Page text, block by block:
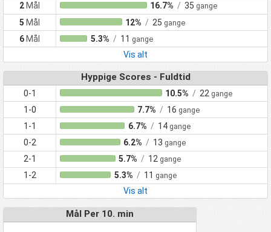
2 Mål 16.7% / 35 gange
5 Mål 12% / 25 gange
6 Mål 5.3% / 11 gange
Vis alt
Hyppige Scores - Fuldtid
0-1 10.5% / 22 gange
1-0 7.7% / 16 gange
1-1 6.7% / 14 gange
0-2 6.2% / 13 gange
2-1 5.7% / 12 gange
1-2 5.3% / 11 gange
Vis alt
Mål Per 10. min